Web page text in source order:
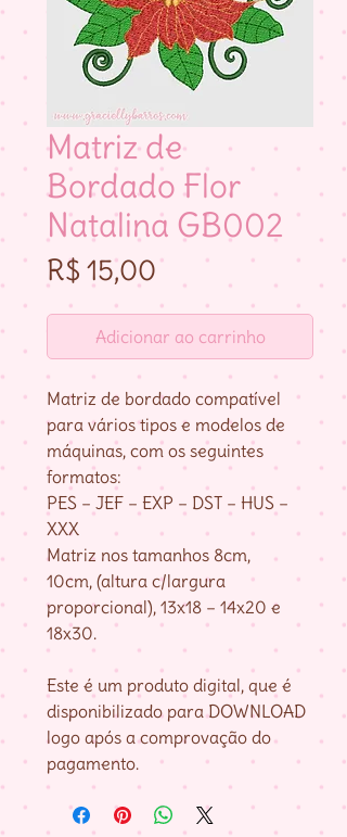
Matriz de
Bordado Flor
Natalina GB002
R$ 15,00Preço
Adicionar ao carrinho
Matriz de bordado compatível
para vários tipos e modelos de
máquinas, com os seguintes
formatos:
PES – JEF – EXP – DST – HUS –
XXX
Matriz nos tamanhos 8cm,
10cm, (altura c/largura
proporcional), 13x18 – 14x20 e
18x30.
Este é um produto digital, que é
disponibilizado para DOWNLOAD
logo após a comprovação do
pagamento.